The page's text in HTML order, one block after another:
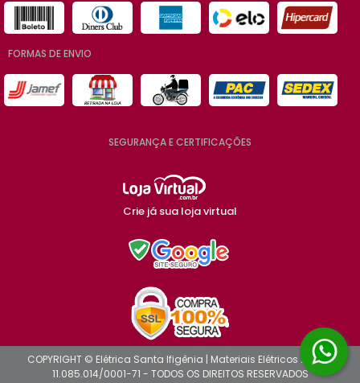
FORMAS DE ENVIO
SEGURANÇA E CERTIFICAÇÕES
Crie já sua loja virtual
COPYRIGHT © Elétrica Santa Ifigênia | Materiais Elétricos 2026 -
11.085.014/0001-71 - TODOS OS DIREITOS RESERVADOS